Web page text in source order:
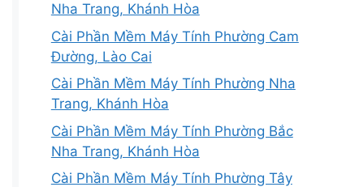
Nha Trang, Khánh Hòa
Cài Phần Mềm Máy Tính Phường Cam
Đường, Lào Cai
Cài Phần Mềm Máy Tính Phường Nha
Trang, Khánh Hòa
Cài Phần Mềm Máy Tính Phường Bắc
Nha Trang, Khánh Hòa
Cài Phần Mềm Máy Tính Phường Tây